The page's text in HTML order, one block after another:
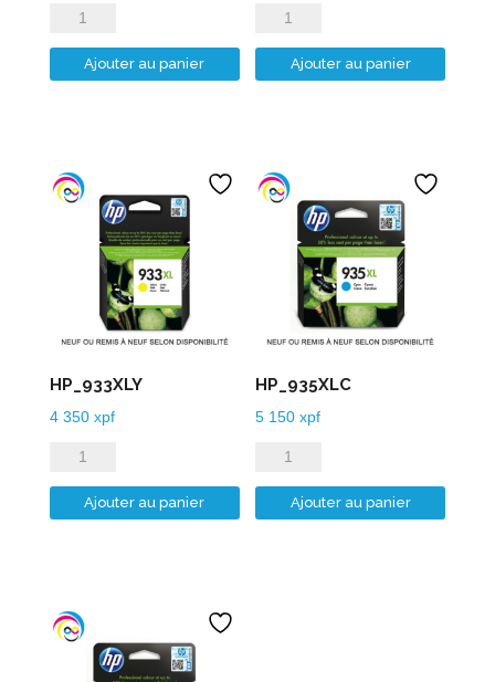
quantité
de
HP_934XLB
Ajouter au panier
quantité
de
HP_933XLM
Ajouter au panier
HP_933XLY
4 350 xpf
quantité
de
HP_933XLY
Ajouter au panier
HP_935XLC
5 150xpf
quantité
de
HP_935XLC
Ajouter au panier